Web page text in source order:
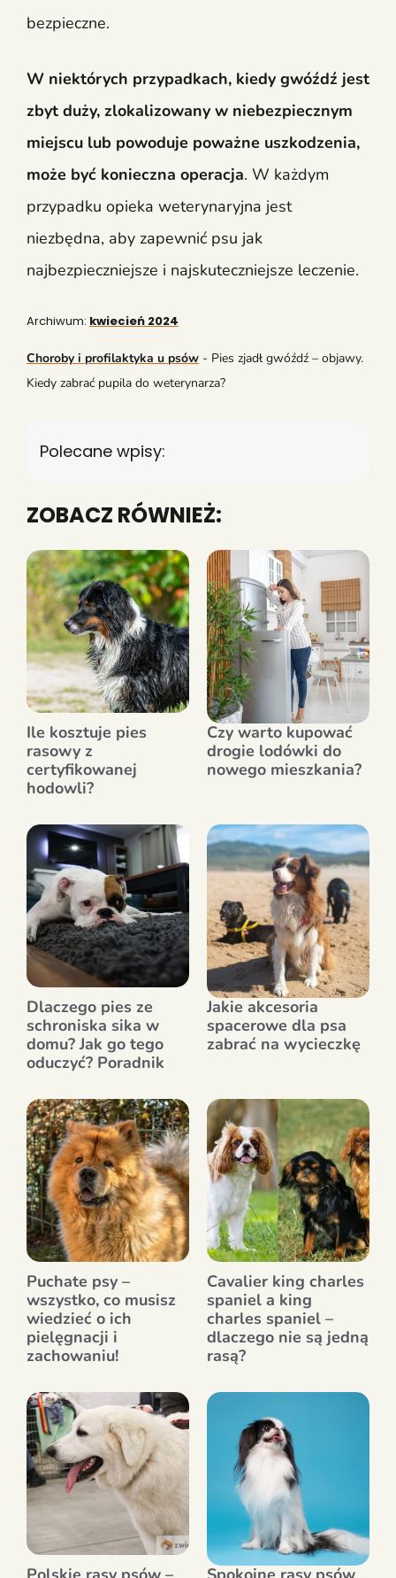
bezpieczne.
W niektórych przypadkach, kiedy gwóźdź jest
zbyt duży, zlokalizowany w niebezpiecznym
miejscu lub powoduje poważne uszkodzenia,
może być konieczna operacja. W każdym
przypadku opieka weterynaryjna jest
niezbędna, aby zapewnić psu jak
najbezpieczniejsze i najskuteczniejsze leczenie.
Archiwum: kwiecień 2024
Choroby i profilaktyka u psów - Pies zjadł gwóźdź – objawy.
Kiedy zabrać pupila do weterynarza?
Polecane wpisy:
ZOBACZ RÓWNIEŻ:
Ile kosztuje pies
rasowy z
certyfikowanej
hodowli?
Czy warto kupować
drogie lodówki do
nowego mieszkania?
Dlaczego pies ze
schroniska sika w
domu? Jak go tego
oduczyć? Poradnik
Jakie akcesoria
spacerowe dla psa
zabrać na wycieczkę
Puchate psy –
wszystko, co musisz
wiedzieć o ich
pielęgnacji i
zachowaniu!
Cavalier king charles
spaniel a king
charles spaniel –
dlaczego nie są jedną
rasą?